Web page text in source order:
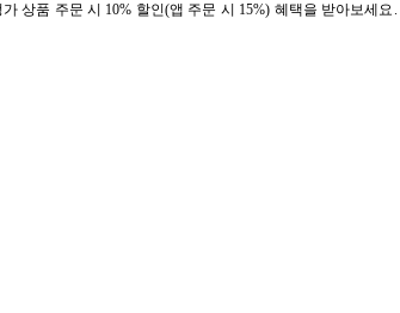
상품 주문 시 10% 할인(앱 주문 시 15%) 혜택을 받아보세